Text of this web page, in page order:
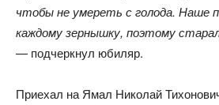
чтобы не умереть с голода. Наше
каждому зернышку, поэтому
— подчеркнул юбиляр.
Приехал на Ямал Николай